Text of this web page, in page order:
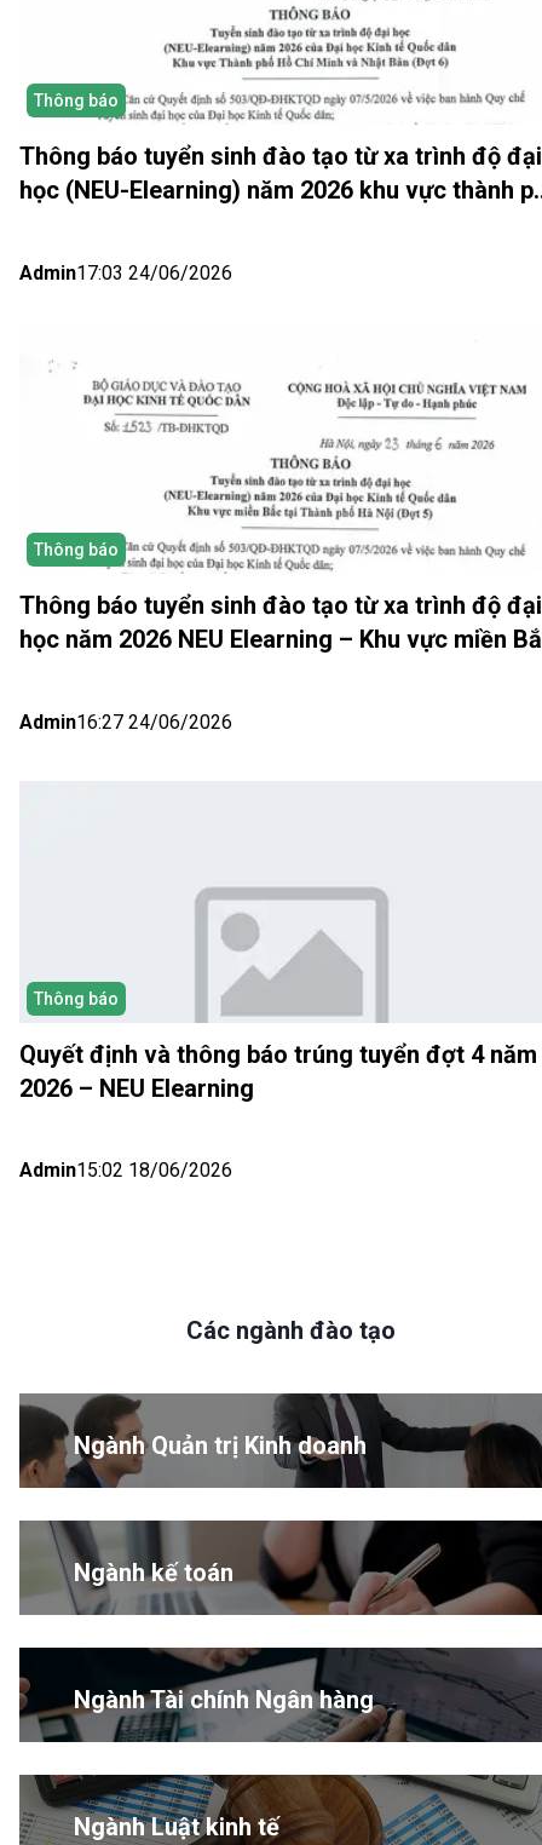
Thông báo
Thông báo tuyển sinh đào tạo từ xa trình độ đại
học (NEU-Elearning) năm 2026 khu vực thành
Admin17:03 24/06/2026
Thông báo
Thông báo tuyển sinh đào tạo từ xa trình độ đại
học năm 2026 NEU Elearning – Khu vực miền
Admin16:27 24/06/2026
Thông báo
Quyết định và thông báo trúng tuyển đợt 4 năm
2026 – NEU Elearning
Admin15:02 18/06/2026
Các ngành đào tạo
Ngành Quản trị Kinh doanh
Ngành kế toán
Ngành Tài chính Ngân hàng
Ngành Luật kinh tế